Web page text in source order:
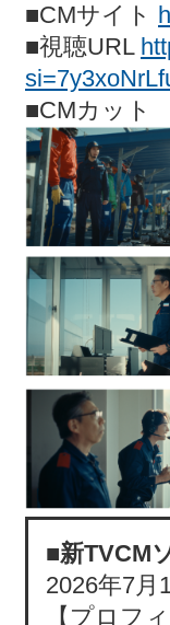
■CMサイト
■視聴URL
■CMカット
■新TVCM
2026年7月
【プロフ